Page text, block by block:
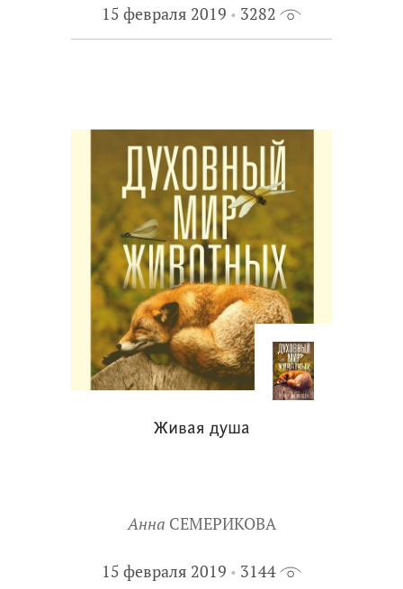
15 февраля 2019 3282
Живая душа
Анна СЕМЕРИКОВА
15 февраля 2019 3144